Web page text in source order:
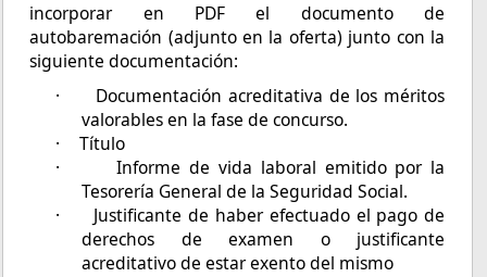
incorporar en PDF el documento de
autobaremación (adjunto en la oferta) junto con la
siguiente documentación:
·
Documentación acreditativa de los méritos
valorables en la fase de concurso.
·
Título
·
Informe de vida laboral emitido por la
Tesorería General de la Seguridad Social.
·
Justificante de haber efectuado el pago de
derechos de examen o justificante
acreditativo de estar exento del mismo